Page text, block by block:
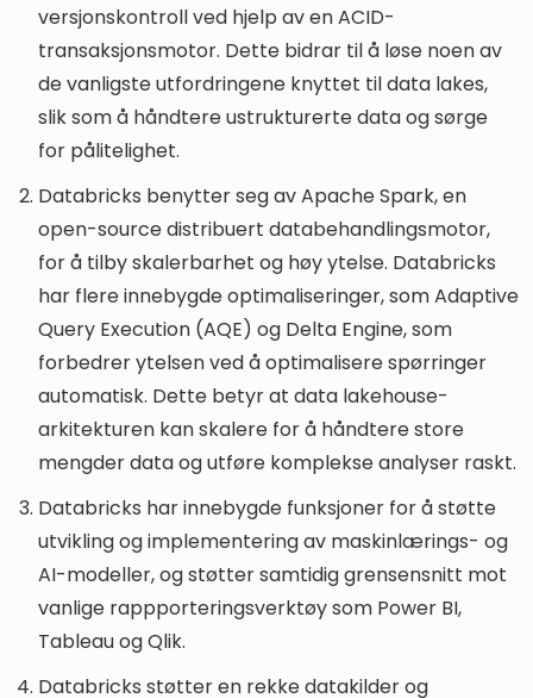
versjonskontroll ved hjelp av en ACID-
transaksjonsmotor. Dette bidrar til å løse noen av
de vanligste utfordringene knyttet til data lakes,
slik som å håndtere ustrukturerte data og sørge
for pålitelighet.
Databricks benytter seg av Apache Spark, en
open-source distribuert databehandlingsmotor,
for å tilby skalerbarhet og høy ytelse. Databricks
har flere innebygde optimaliseringer, som Adaptive
Query Execution (AQE) og Delta Engine, som
forbedrer ytelsen ved å optimalisere spørringer
automatisk. Dette betyr at data lakehouse-
arkitekturen kan skalere for å håndtere store
mengder data og utføre komplekse analyser raskt.
Databricks har innebygde funksjoner for å støtte
utvikling og implementering av maskinlærings- og
AI-modeller, og støtter samtidig grensensnitt mot
vanlige rappporteringsverktøy som Power BI,
Tableau og Qlik.
Databricks støtter en rekke datakilder og